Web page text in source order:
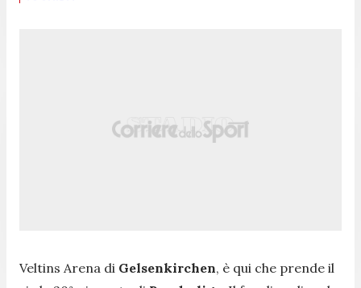
Veltins Arena di Gelsenkirchen, è qui che prende il